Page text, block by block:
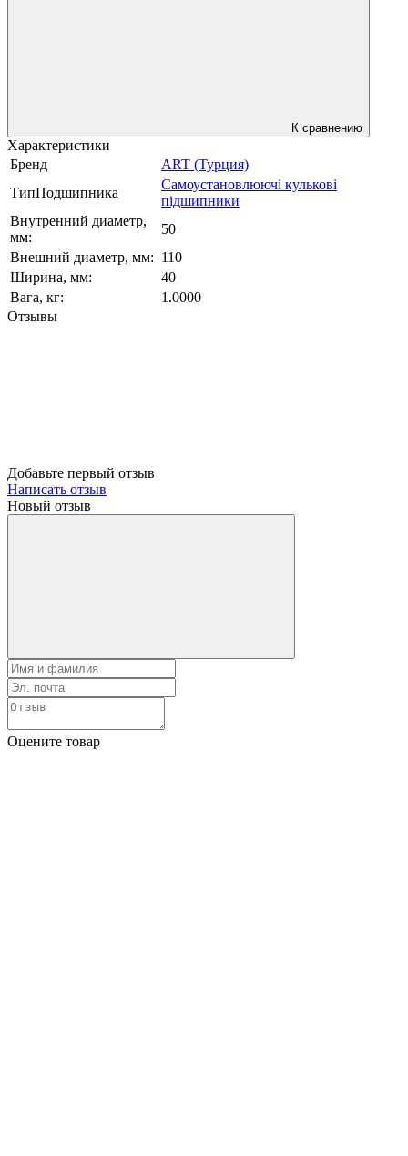
К сравнению
Характеристики
Бренд
ART (Турция)
ТипПодшипника
Самоустановлюючі кулькові
підшипники
Внутренний диаметр,
мм:
50
Внешний диаметр, мм: 110
Ширина, мм:
40
Вага, кг:
1.0000
Отзывы
Добавьте первый отзыв
Написать отзыв
Новый отзыв
Оцените товар